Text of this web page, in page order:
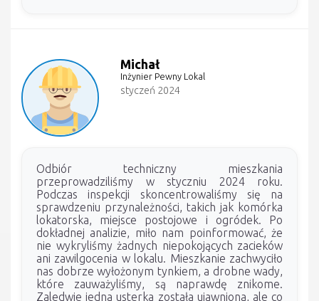
Michał
Inżynier Pewny Lokal
styczeń 2024
Odbiór techniczny mieszkania
przeprowadziliśmy w styczniu 2024 roku.
Podczas inspekcji skoncentrowaliśmy się na
sprawdzeniu przynależności, takich jak komórka
lokatorska, miejsce postojowe i ogródek. Po
dokładnej analizie, miło nam poinformować, że
nie wykryliśmy żadnych niepokojących zacieków
ani zawilgocenia w lokalu. Mieszkanie zachwyciło
nas dobrze wyłożonym tynkiem, a drobne wady,
które zauważyliśmy, są naprawdę znikome.
Zaledwie jedna usterka została ujawniona, ale co